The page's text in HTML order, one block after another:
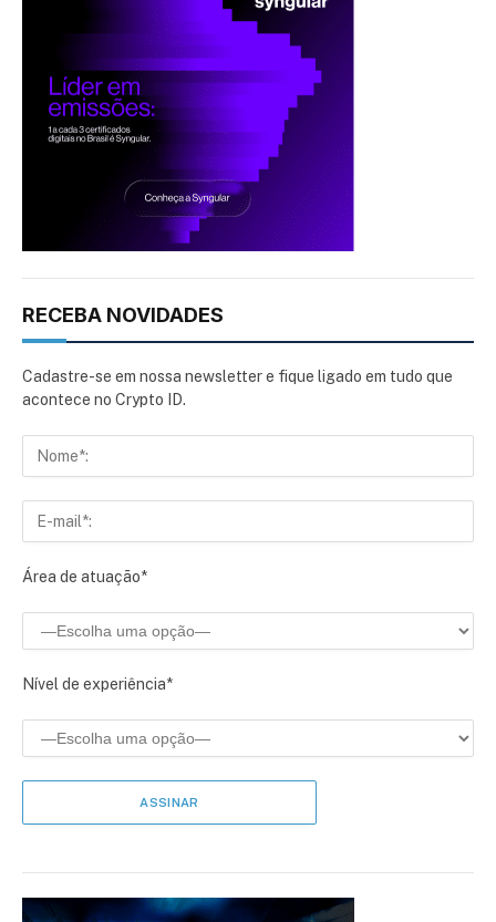
RECEBA NOVIDADES
Cadastre-se em nossa newsletter e fique ligado em tudo que
acontece no Crypto ID.
Área de atuação*
Nível de experiência*